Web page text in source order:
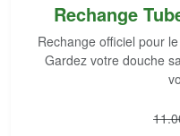
Rechange
Rechange officiel pour
Gardez votre douche